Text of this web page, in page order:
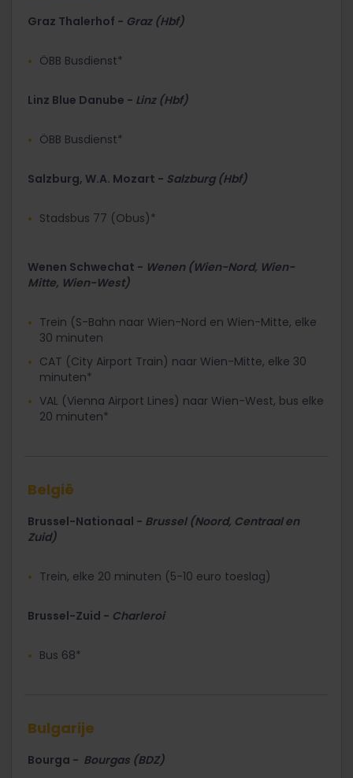
Graz Thalerhof - Graz (Hbf)
ÖBB Busdienst*
Linz Blue Danube - Linz (Hbf)
ÖBB Busdienst*
Salzburg, W.A. Mozart - Salzburg (Hbf)
Stadsbus 77 (Obus)*
Wenen Schwechat - Wenen (Wien-Nord, Wien-
Mitte, Wien-West)
Trein (S-Bahn naar Wien-Nord en Wien-Mitte, elke
30 minuten
CAT (City Airport Train) naar Wien-Mitte, elke 30
minuten*
VAL (Vienna Airport Lines) naar Wien-West, bus elke
20 minuten*
België
Brussel-Nationaal - Brussel (Noord, Centraal en
Zuid)
Trein, elke 20 minuten (5-10 euro toeslag)
Brussel-Zuid - Charleroi
Bus 68*
Bulgarije
Bourga - Bourgas (BDZ)